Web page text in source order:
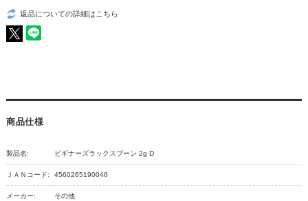
返品についての詳細はこちら
商品仕様
製品名: ビギナーズラックスプーン 2g D
ＪＡＮコード: 4560265190046
メーカー: その他